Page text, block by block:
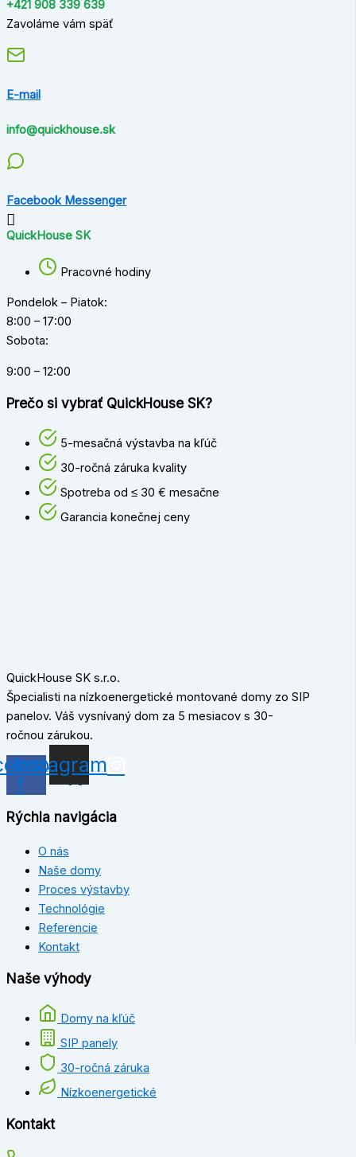
+421 908 339 639
Zavoláme vám späť
E-mail
info@quickhouse.sk
Facebook Messenger
QuickHouse SK
Pracovné hodiny
Pondelok – Piatok:
8:00 – 17:00
Sobota:
9:00 – 12:00
Prečo si vybrať QuickHouse SK?
5-mesačná výstavba na kľúč
30-ročná záruka kvality
Spotreba od ≤ 30 € mesačne
Garancia konečnej ceny
QuickHouse SK s.r.o.
Špecialisti na nízkoenergetické montované domy zo SIP
panelov. Váš vysnívaný dom za 5 mesiacov s 30-
ročnou zárukou.
f
Instagram
Rýchla navigácia
O nás
Naše domy
Proces výstavby
Technológie
Referencie
Kontakt
Naše výhody
Domy na kľúč
SIP panely
30-ročná záruka
Nízkoenergetické
Kontakt